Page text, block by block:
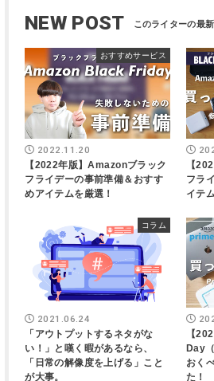
NEW POST
おすすめサービス
2022.11.20
【2022年版】Amazonブラック
フライデーの事前準備＆おすす
めアイテムを厳選！
【
フラ
イテ
コラム
2021.06.24
「アウトプットするネタがな
い！」と嘆く暇があるなら、
「日常の解像度を上げる」こと
が大事。
【
Day
おく
た！